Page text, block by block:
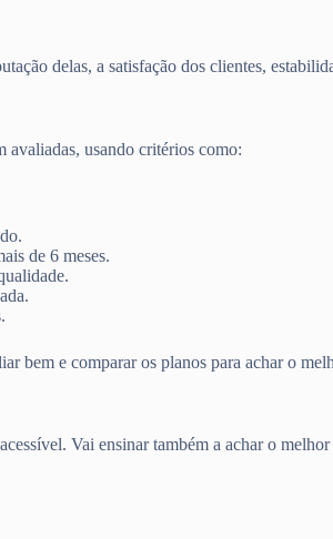
delas, a satisfação dos clientes,
avaliadas, usando critérios como:
de 6 meses.
bem e comparar os planos para achar o
Vai ensinar também a achar o